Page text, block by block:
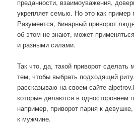
преданности, взаимоуважения,
укрепляет семью. Но это как пример
Разумеется, бинарный приворот
об этом не знают, может
и разными силами.
Так что, да, такой приворот сделать
тем, чтобы выбрать подходящий
рассказываю на своем сайте
которые делаются в одностороннем
например, приворот парня к
к мужчине.